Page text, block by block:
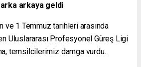
arkaya geldi
ve 1 Temmuz tarihleri arasında
Uluslararası Profesyonel Güreş Ligi
temsilcilerimiz damga vurdu.